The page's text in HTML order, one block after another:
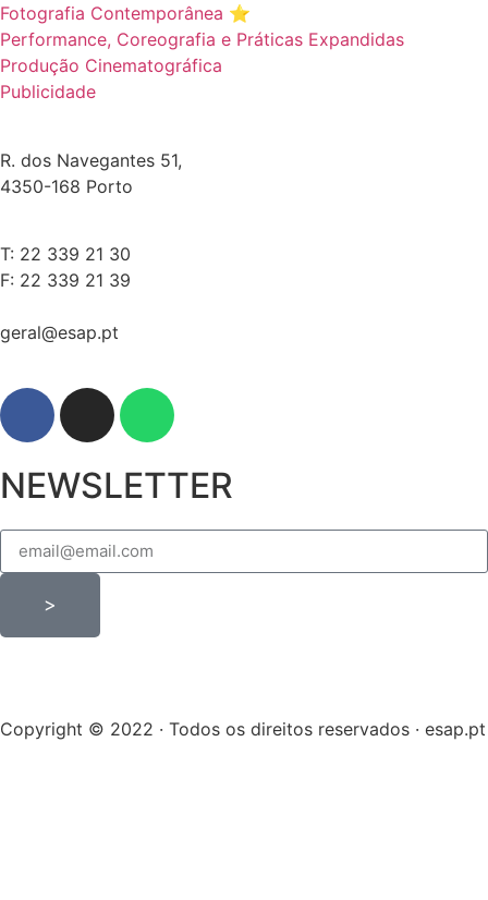
Fotografia Contemporânea ⭐️
Performance, Coreografia e Práticas Expandidas
Produção Cinematográfica
Publicidade
R. dos Navegantes 51,
4350-168 Porto
T: 22 339 21 30
F: 22 339 21 39
geral@esap.pt
NEWSLETTER
>
Copyright © 2022 · Todos os direitos reservados · esap.pt